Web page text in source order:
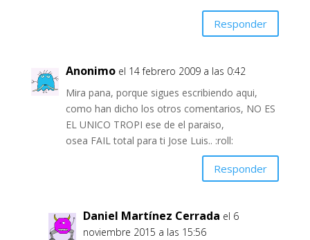
Responder
Anonimo el 14 febrero 2009 a las 0:42
Mira pana, porque sigues escribiendo aqui,
como han dicho los otros comentarios, NO ES
EL UNICO TROPI ese de el paraiso,
osea FAIL total para ti Jose Luis.. :roll:
Responder
Daniel Martínez Cerrada el 6
noviembre 2015 a las 15:56